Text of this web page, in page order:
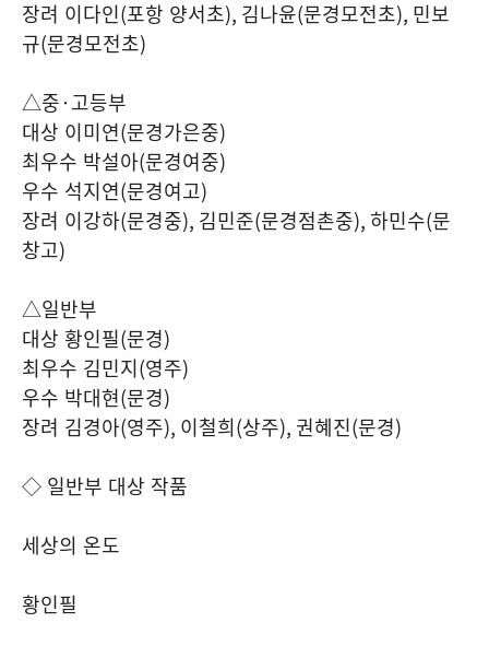
장려 이다인(포항 양서초), 김나윤(문경모전초), 민보
규(문경모전초)
△중·고등부
대상 이미연(문경가은중)
최우수 박설아(문경여중)
우수 석지연(문경여고)
장려 이강하(문경중), 김민준(문경점촌중),하민수(문
창고)
△일반부
대상 황인필(문경)
최우수 김민지(영주)
우수 박대현(문경)
장려 김경아(영주), 이철희(상주), 권혜진(문경)
◇ 일반부 대상 작품
세상의 온도
황인필